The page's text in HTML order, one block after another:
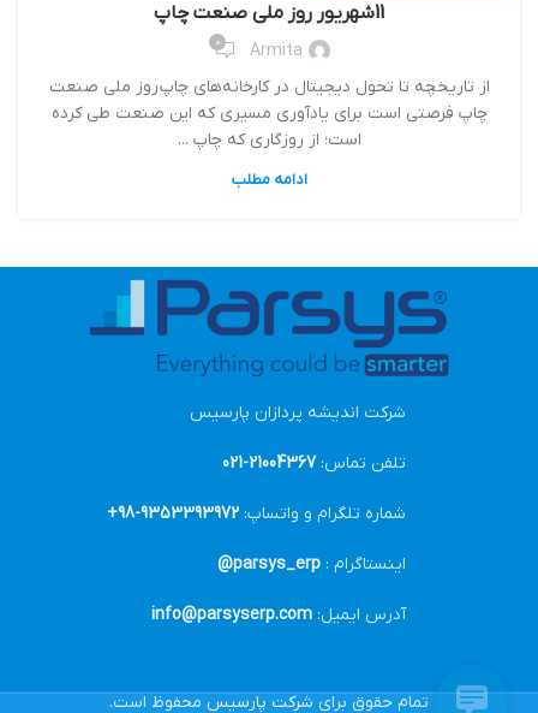
11شهریور روز ملی صنعت چاپ
Armita
0
از تاریخچه تا تحول دیجیتال در کارخانه‌های چاپ روز ملی صنعت
چاپ فرصتی است برای یادآوری مسیری که این صنعت طی کرده
است؛ از روزگاری که چاپ ...
ادامه مطلب
شرکت اندیشه پردازان پارسیس
تلفن تماس:21004367-021
شماره تلگرام و واتساپ: 9353393972-98+
اینستاگرام : parsys_erp@
آدرس ایمیل: info@parsyserp.com
تمام حقوق برای شرکت پارسیس محفوظ است.